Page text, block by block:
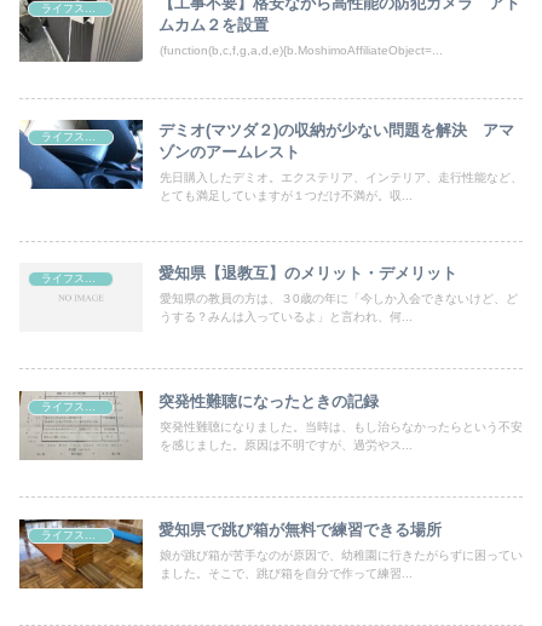
ムカム２を設置
(function(b,c,f,g,a,d,e){b.MoshimoAffiliateObject=...
デミオ(マツダ２)の収納が少ない問題を解決 アマ
ゾンのアームレスト
先日購入したデミオ。エクステリア、インテリア、走行性能など、
とても満足していますが１つだけ不満が。収...
ライフスタイル 愛知県【退教互】のメリット・デメリット
愛知県の教員の方は、３0歳の年に「今しか入会できないけど、ど
うする？みんは入っているよ」と言われ、何...
ライフスタイル 突発性難聴になったときの記録
突発性難聴になりました。当時は、もし治らなかったらという不安
を感じました。原因は不明ですが、過労やス...
愛知県で跳び箱が無料で練習できる場所
娘が跳び箱が苦手なのが原因で、幼稚園に行きたがらずに困ってい
ました。そこで、跳び箱を自分で作って練習...